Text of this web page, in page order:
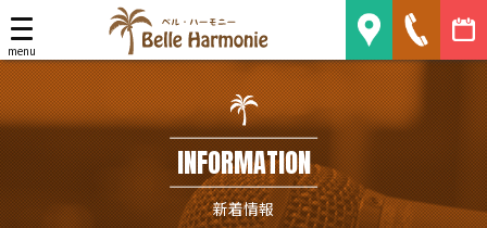
menu
INFORMATION
新着情報